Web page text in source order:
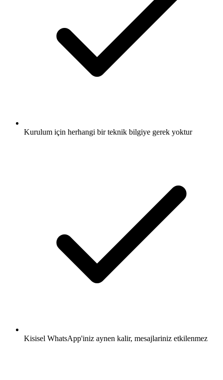
Kurulum için herhangi bir teknik bilgiye gerek yoktur
Kisisel WhatsApp'iniz aynen kalir, mesajlariniz etkilenmez